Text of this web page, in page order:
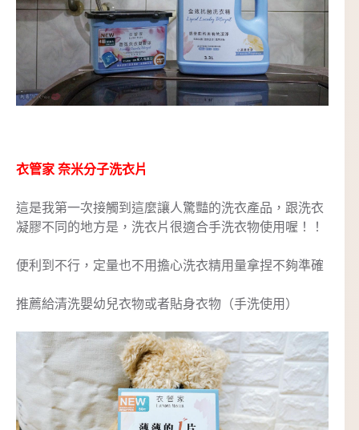
衣管家 奈米分子洗衣片
這是我第一次接觸到這麼讓人驚豔的洗衣產品，跟洗衣
凝膠不同的地方是，洗衣片很適合手洗衣物使用喔！！
便利到不行，定量也不用擔心洗衣精用量拿捏不夠準確
推薦給清洗嬰幼兒衣物或者貼身衣物（手洗使用）